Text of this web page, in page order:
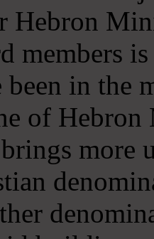
Hebron
members
been in
of
more